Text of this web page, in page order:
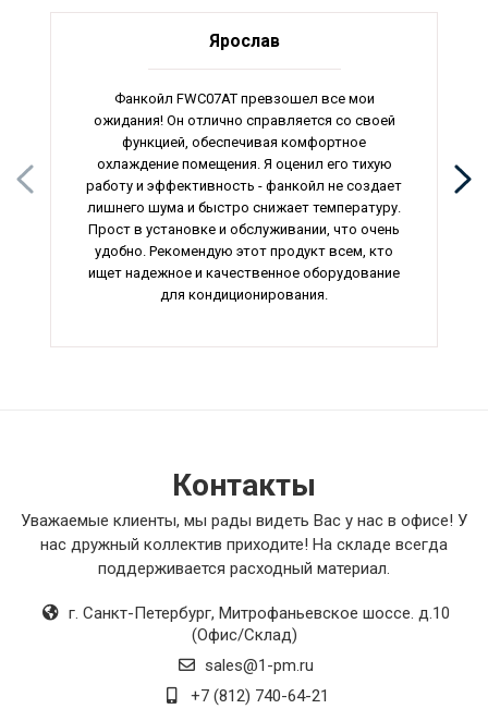
Ярослав
Фанкойл FWC07AT превзошел все мои
ожидания! Он отлично справляется со своей
функцией, обеспечивая комфортное
охлаждение помещения. Я оценил его тихую
работу и эффективность - фанкойл не создает
лишнего шума и быстро снижает температуру.
Прост в установке и обслуживании, что очень
удобно. Рекомендую этот продукт всем, кто
ищет надежное и качественное оборудование
для кондиционирования.
Контакты
Уважаемые клиенты, мы рады видеть Вас у нас в офисе! У
нас дружный коллектив приходите! На складе всегда
поддерживается расходный материал.
г. Санкт-Петербург, Митрофаньевское шоссе. д.10
(Офис/Склад)
sales@1-pm.ru
+7 (812) 740-64-21